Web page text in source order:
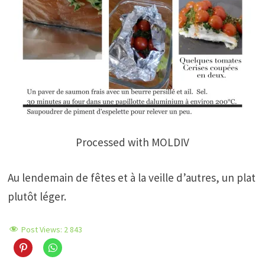
Processed with MOLDIV
Au lendemain de fêtes et à la veille d’autres, un plat
plutôt léger.
Post Views: 2 843